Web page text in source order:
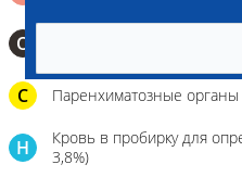
О
C Паренхиматозные
H
Кровь в пробирку для
3,8%)